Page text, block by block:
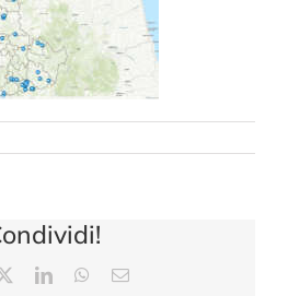
LinkedInWhatsApp
Email